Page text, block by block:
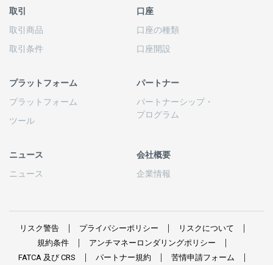
取引
取引商品
取引条件
口座
口座の種類
口座開設
プラットフォーム
プラットフォーム
ツール
パートナー
パートナーシップ・
プログラム
ニュース
ニュース
会社概要
企業情報
リスク警告 プライバシーポリシー
リスクについて
規約条件
アンチマネーロンダリングポリシー
FATCA 及び CRS パートナー規約 苦情申請フォーム